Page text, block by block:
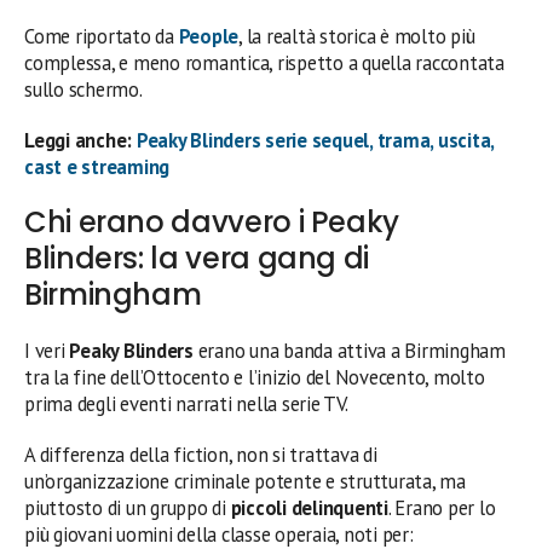
Come riportato da People, la realtà storica è molto più
complessa, e meno romantica, rispetto a quella raccontata
sullo schermo.
Leggi anche: Peaky Blinders serie sequel, trama, uscita,
cast e streaming
Chi erano davvero i Peaky
Blinders: la vera gang di
Birmingham
I veri Peaky Blinders erano una banda attiva a Birmingham
tra la fine dell’Ottocento e l’inizio del Novecento, molto
prima degli eventi narrati nella serie TV.
A differenza della fiction, non si trattava di
un’organizzazione criminale potente e strutturata, ma
piuttosto di un gruppo di piccoli delinquenti. Erano per lo
più giovani uomini della classe operaia, noti per: